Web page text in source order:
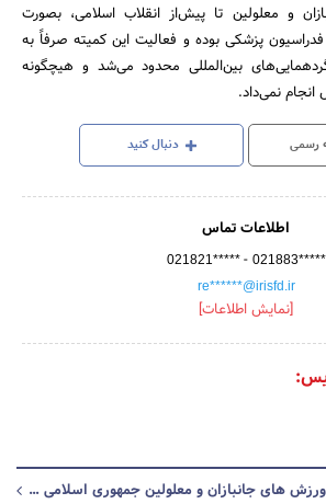
و معلولین تا پیش‌از انقلاب اسلامی، بصورت
فدراسیون پزشکی بوده و فعالیت این کمیته صرفاً به
بین‌المللی محدود می‌شد و هیچگونه
انجام نمی‌داد.
رسمی دنبال کنید
اطلاعات تماس
021821***** - 021883*****
re******@irisfd.ir
[نمایش اطلاعات]
آخرین اخبار فدراسیون ورزش های جانبازان و معلولین جمهوری اسلامی ایران